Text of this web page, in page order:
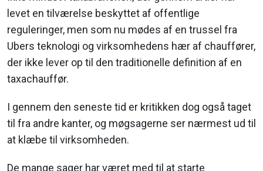
levet en tilværelse beskyttet af offentlige
reguleringer, men som nu mødes af en trussel fra
Ubers teknologi og virksomhedens hær af chauffører,
der ikke lever op til den traditionelle definition af en
taxachauffør.
I gennem den seneste tid er kritikken dog også taget
til fra andre kanter, og møgsagerne ser nærmest ud til
at klæbe til virksomheden.
De mange sager har været med til at starte